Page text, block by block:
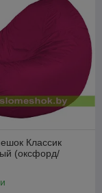
Классик
(оксфорд/